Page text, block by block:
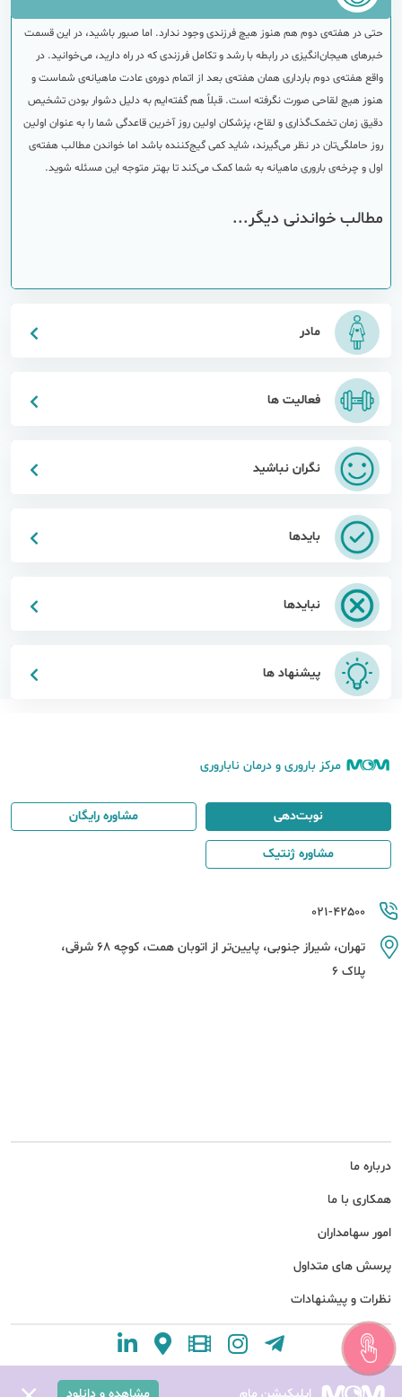
حتی در هفته‌ی دوم هم هنوز هیچ فرزندی وجود ندارد. اما صبور باشید، در این قسمت
خبرهای هیجان‌انگیزی در رابطه با رشد و تکامل فرزندی که در راه دارید، می‌خوانید. در
واقع هفته‌ی دوم بارداری همان هفته‌ی بعد از اتمام دوره‌ی عادت ماهیانه‌ی شماست و
هنوز هیچ لقاحی صورت نگرفته است. قبلاً هم گفته‌ایم به دلیل دشوار بودن تشخیص
دقیق زمان تخمک‌گذاری و لقاح، پزشکان اولین روز آخرین قاعدگی شما را به عنوان اولین
روز حاملگی‌تان در نظر می‌گیرند، شاید کمی گیج‌کننده باشد اما خواندن مطالب هفته‌ی
اول و چرخه‌ی باروری ماهیانه به شما کمک می‌کند تا بهتر متوجه این مسئله شوید.
مطالب خواندنی دیگر...
مادر
فعالیت ها
نگران نباشید
بایدها
نبایدها
پیشنهاد ها
مرکز باروری و درمان ناباروری
درباره ما
همکاری با ما
امور سهامداران
پرسش های متداول
نظرات و پیشنهادات
021-42500
تهران، شیراز جنوبی، پایین‌تر از اتوبان همت، کوچه 68 شرقی،
پلاک 6
نوبت‌دهی مشاوره رایگان
مشاوره ژنتیک